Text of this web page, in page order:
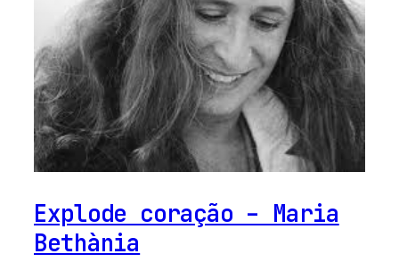
Explode coração – Maria
Bethània